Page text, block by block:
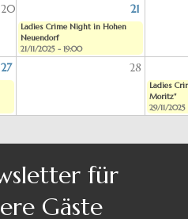
20 21
Ladies Crime Night in Hohen
Neuendorf
21/11/2025 - 19:00
27 28
Ladies
Moritz"
29/11/
für
Gäste